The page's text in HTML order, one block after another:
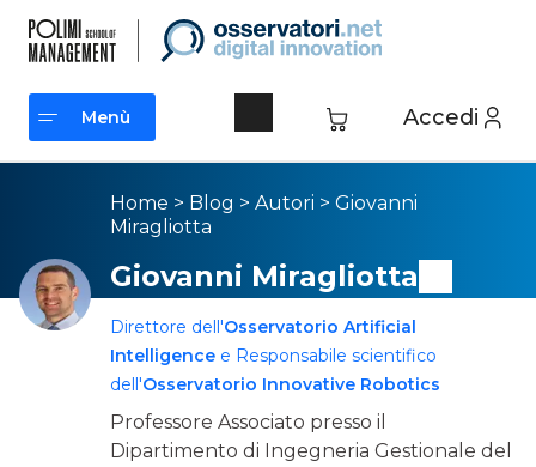
Accedi
Menù
Menù
Home > Blog > Autori > Giovanni
Miragliotta
Giovanni Miragliotta
Direttore dell'Osservatorio Artificial
Intelligence e Responsabile scientifico
dell'Osservatorio Innovative Robotics
Professore Associato presso il
Dipartimento di Ingegneria Gestionale del